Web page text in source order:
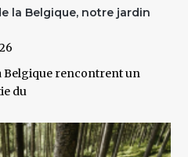
la Belgique, notre jardin
Belgique rencontrent un
du